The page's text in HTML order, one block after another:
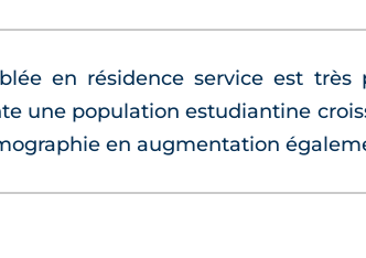
en résidence service est très
une population estudiantine
en augmentation